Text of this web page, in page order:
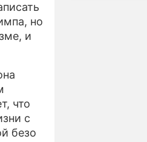
но
и
что
с
безо